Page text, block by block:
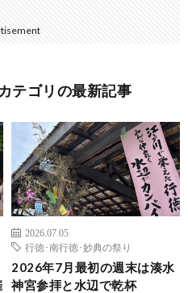
カテゴリの最新記事
2026.07.05
行徳･南行徳･妙典の祭り
2026年7月最初の週末は湊水
神宮参拝と水辺で乾杯